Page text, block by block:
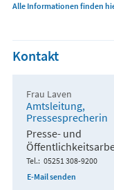
Alle Informationen finden
Kontakt
Frau Laven
Amtsleitung,
Pressesprecherin
Presse- und
Tel. 05251 308-9200
E-Mail senden